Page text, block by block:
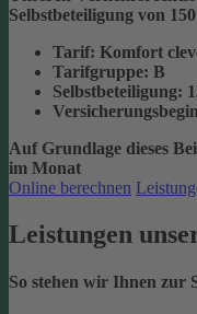
Selbstbeteiligung von
Tarif: Komfort
Tarifgruppe: B
Selbstbeteiligung:
Auf Grundlage dieses
im Monat
Online berechnen
Leistungen
So stehen wir Ihnen zur